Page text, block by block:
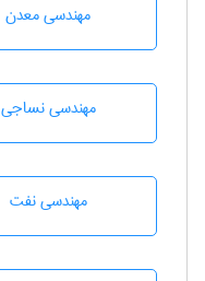
مهندسی معدن
مهندسي نساجی
مهندسی نفت